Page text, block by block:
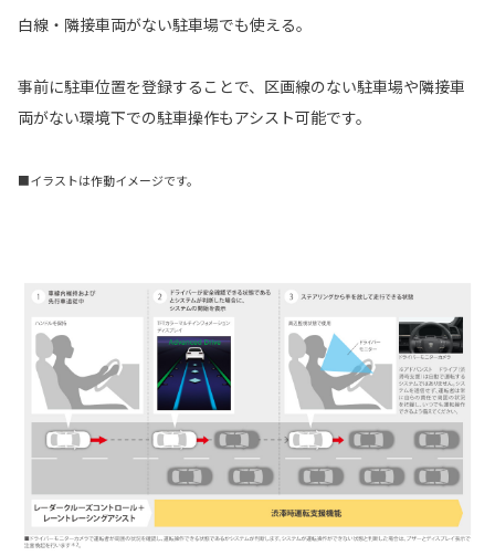
白線・隣接車両がない駐車場でも使える。
事前に駐車位置を登録することで、区画線のない駐車場や隣接車
両がない環境下での駐車操作もアシスト可能です。
■イラストは作動イメージです。